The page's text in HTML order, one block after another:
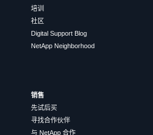
培训
社区
Digital Support Blog
NetApp Neighborhood
销售
先试后买
寻找合作伙伴
与 NetApp 合作